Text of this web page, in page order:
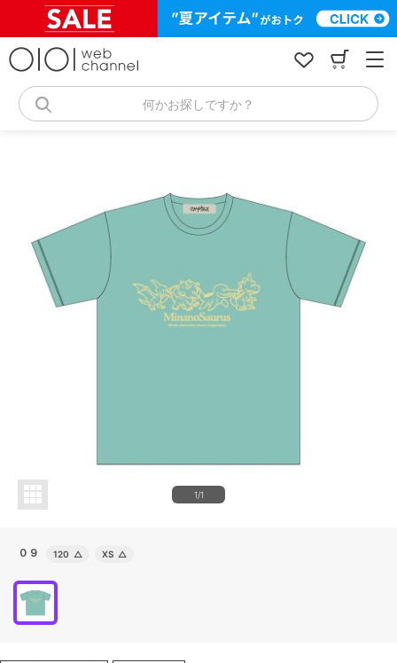
何かお探しですか？
1/1
０９ 120 △ XS △